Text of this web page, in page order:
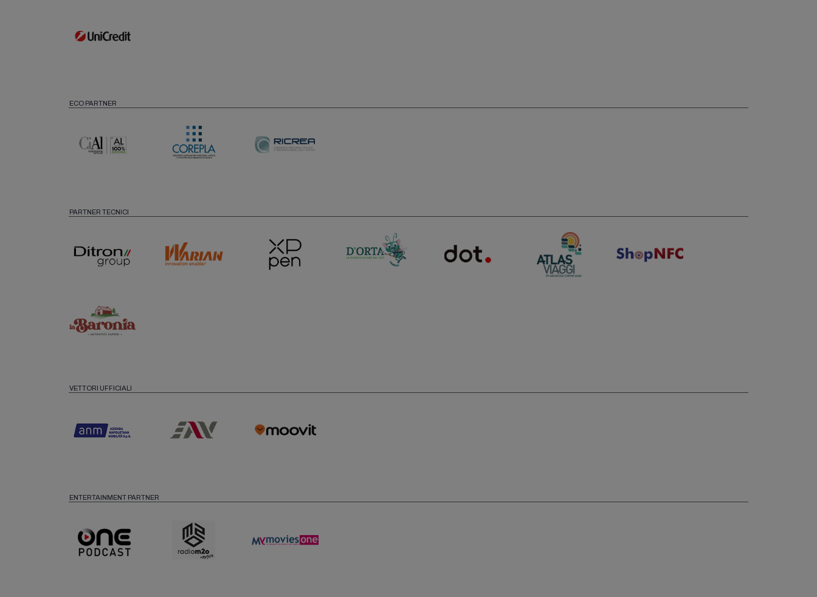
ECO PARTNER
PARTNER TECNICI
VETTORI UFFICIALI
ENTERTAINMENT PARTNER